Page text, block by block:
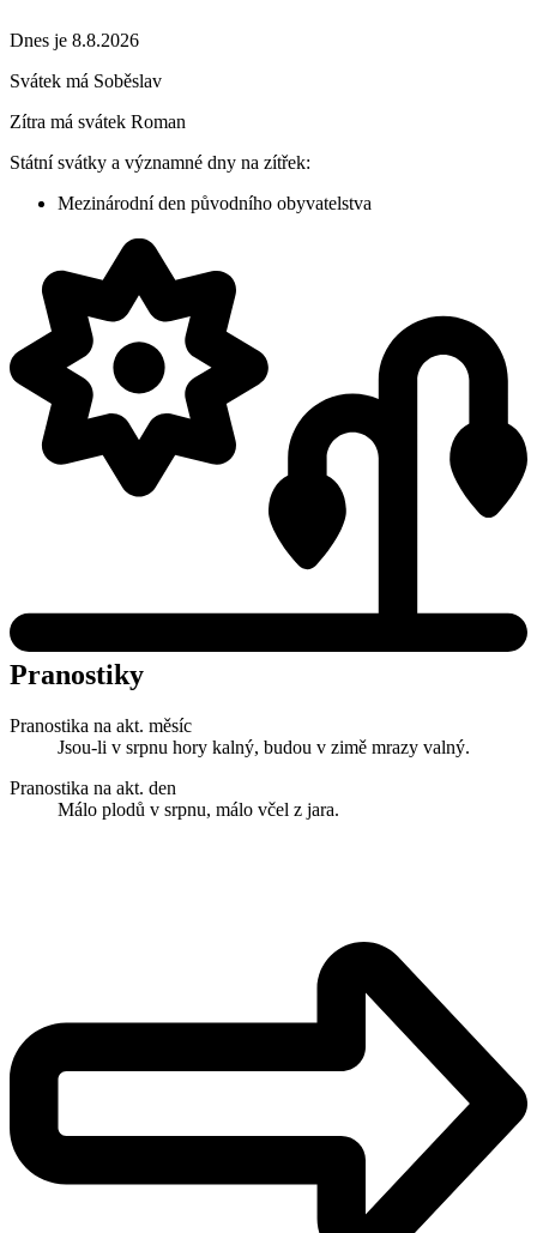
Dnes je 8.8.2026
Svátek má Soběslav
Zítra má svátek Roman
Státní svátky a významné dny na zítřek:
Mezinárodní den původního obyvatelstva
Pranostiky
Pranostika na akt. měsíc
Jsou-li v srpnu hory kalný, budou v zimě mrazy valný.
Pranostika na akt. den
Málo plodů v srpnu, málo včel z jara.